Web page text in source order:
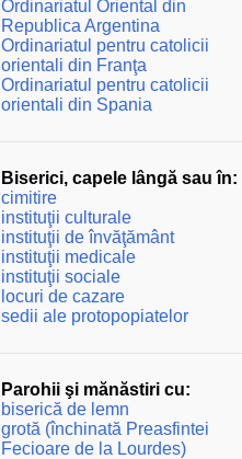
Ordinariatul Oriental din
Republica Argentina
Ordinariatul pentru catolicii
orientali din Franţa
Ordinariatul pentru catolicii
orientali din Spania
Biserici, capele lângă sau în:
cimitire
instituţii culturale
instituţii de învăţământ
instituţii medicale
instituţii sociale
locuri de cazare
sedii ale protopopiatelor
Parohii şi mănăstiri cu:
biserică de lemn
grotă (închinată Preasfintei
Fecioare de la Lourdes)